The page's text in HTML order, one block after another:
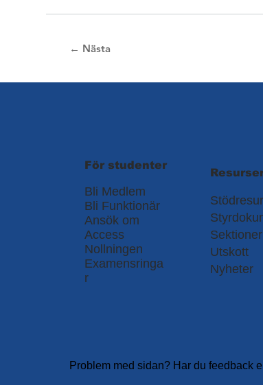
← Nästa
Bli Medlem
Bli Funktionär
Ansök om
Access
Nollningen
Examensringa
r
För studenter
Problem med sidan? Har du feedback
Sektioner
Utskott
Nyheter